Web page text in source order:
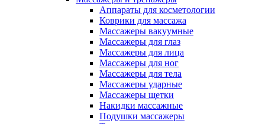
Аппараты для косметологии
Коврики для массажа
Массажеры вакуумные
Массажеры для глаз
Массажеры для лица
Массажеры для ног
Массажеры для тела
Массажеры ударные
Массажеры щетки
Накидки массажные
Подушки массажеры